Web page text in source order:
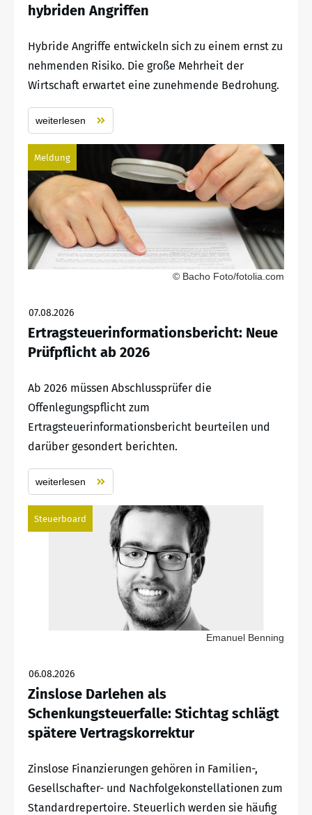
hybriden Angriffen
Hybride Angriffe entwickeln sich zu einem ernst zu
nehmenden Risiko. Die große Mehrheit der
Wirtschaft erwartet eine zunehmende Bedrohung.
weiterlesen
Meldung
© Bacho Foto/fotolia.com
07.08.2026
Ertragsteuerinformationsbericht: Neue
Prüfpflicht ab 2026
Ab 2026 müssen Abschlussprüfer die
Offenlegungspflicht zum
Ertragsteuerinformationsbericht beurteilen und
darüber gesondert berichten.
weiterlesen
Steuerboard
Emanuel Benning
06.08.2026
Zinslose Darlehen als
Schenkungsteuerfalle: Stichtag schlägt
spätere Vertragskorrektur
Zinslose Finanzierungen gehören in Familien-,
Gesellschafter- und Nachfolgekonstellationen zum
Standardrepertoire. Steuerlich werden sie häufig